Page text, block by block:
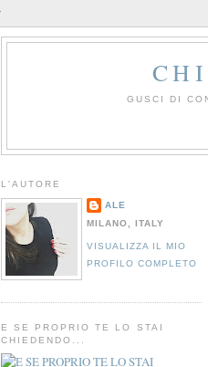
GUSCI DI
L'AUTORE
ALE
MILANO, ITALY
VISUALIZZA IL MIO
PROFILO COMPLETO
E SE PROPRIO TE LO STAI
CHIEDENDO...